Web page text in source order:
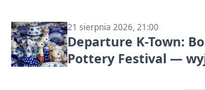
21 sierpnia 2026, 21:00
Departure K-Town:
Pottery Festival —